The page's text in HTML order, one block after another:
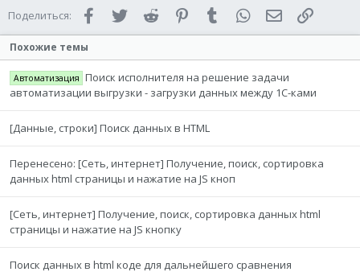
Поделиться: FacebookTwitter Reddit PinterestTumblr WhatsAppЭлектронная
Похожие темы
Автоматизация Поиск исполнителя на решение задачи
автоматизации выгрузки - загрузки данных между 1С-ками
[Данные, строки] Поиск данных в HTML
Перенесено: [Сеть, интернет] Получение, поиск, сортировка
данных html страницы и нажатие на JS кноп
[Сеть, интернет] Получение, поиск, сортировка данных html
страницы и нажатие на JS кнопку
Поиск данных в html коде для дальнейшего сравнения